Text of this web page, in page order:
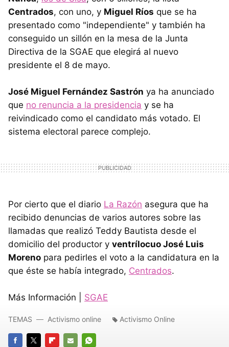
Centrados, con uno, y Miguel Ríos que se ha
presentado como "independiente" y también ha
conseguido un sillón en la mesa de la Junta
Directiva de la SGAE que elegirá al nuevo
presidente el 8 de mayo.
José Miguel Fernández Sastrón ya ha anunciado
que no renuncia a la presidencia y se ha
reivindicado como el candidato más votado. El
sistema electoral parece complejo.
Por cierto que el diario La Razón asegura que ha
recibido denuncias de varios autores sobre las
llamadas que realizó Teddy Bautista desde el
domicilio del productor y ventrílocuo José Luis
Moreno para pedirles el voto a la candidatura en la
que éste se había integrado, Centrados.
Más Información | SGAE
TEMAS Activismo online Activismo Online